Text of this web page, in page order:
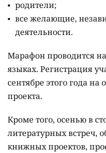
родители;
все желающие,
деятельности.
Марафон проводится
языках. Регистрация
сентябре этого года
проекта.
Кроме того, осенью в
литературных встреч,
книжных проектов,